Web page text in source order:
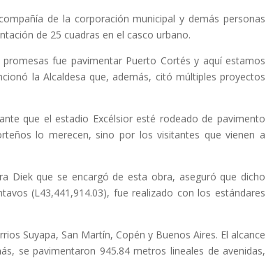
de la corporación municipal y demás personas
de 25 cuadras en el casco urbano.
fue pavimentar Puerto Cortés y aquí estamos
la Alcaldesa que, además, citó múltiples proyectos
que el estadio Excélsior esté rodeado de pavimento
lo merecen, sino por los visitantes que vienen a
Diek que se encargó de esta obra, aseguró que dicho
(L43,441,914.03), fue realizado con los estándares
Suyapa, San Martín, Copén y Buenos Aires. El alcance
se pavimentaron 945.84 metros lineales de avenidas,